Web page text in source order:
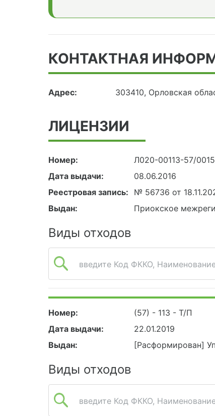
КОНТАКТНАЯ
Адрес: 303410, Орловская
ЛИЦЕНЗИИ
Номер:
Л020-00113-57/
Дата выдачи:
08.06.2016
Реестровая запись:
№ 56736 от
Выдан:
Приокское
Виды отходов
введите Код ФККО,
Номер:
(57) - 113 - Т/П
Дата выдачи:
22.01.2019
Выдан:
[Расформирован]
Виды отходов
введите Код ФККО,